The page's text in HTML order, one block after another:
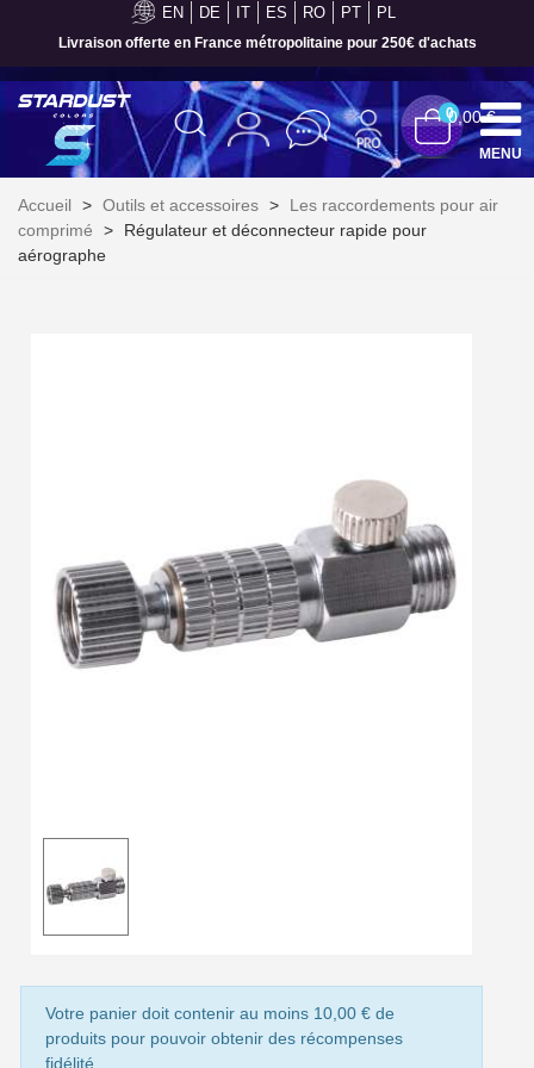
EN DE IT ES RO PT PL
Livraison offerte en France métropolitaine pour 250€ d'achats
Livraison sous 24 h en France Métropolitaine
Livraison offerte en France métropolitaine pour 250€ d'achats
Paiement en 4x sans frais dès 30€ d'achats
Votre devis en ligne en moins d'1 minute
Livraison sous 24 h en France Métropolitaine
Livraison offerte en France métropolitaine pour 250€ d'achats
00,00 €
MENU
Accueil > Outils et accessoires >
Les raccordements pour air
comprimé
>
Régulateur et déconnecteur rapide pour
aérographe
Votre panier doit contenir au moins 10,00 € de
produits pour pouvoir obtenir des récompenses
fidélité.